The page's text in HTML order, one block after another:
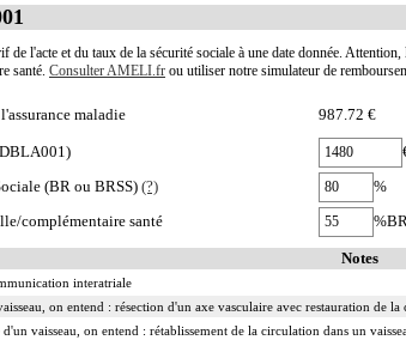
de l'acte et du taux de la sécurité sociale à une date donnée.
santé. Consulter AMELI.fr ou utiliser notre simulateur de
maladie 987.72 €
(BR ou BRSS) (?)
%
complémentaire santé
Notes
interatriale
on entend : résection d'un axe vasculaire avec restauration de la
vaisseau, on entend : rétablissement de la circulation dans un